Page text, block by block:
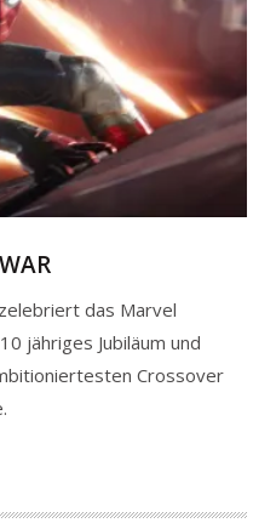
das Marvel
jähriges Jubiläum und
Crossover